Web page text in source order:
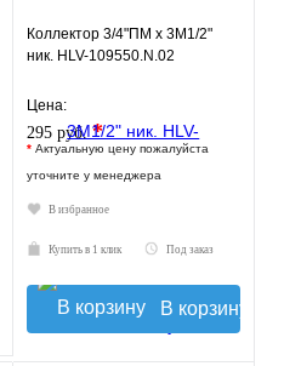
Коллектор 3/4"ПМ х 3М1/2"
ник. HLV-109550.N.02
Цена:
295 руб.*
* Актуальную цену пожалуйста
уточните у менеджера
В избранное
Купить в 1 клик Под заказ
В корзину